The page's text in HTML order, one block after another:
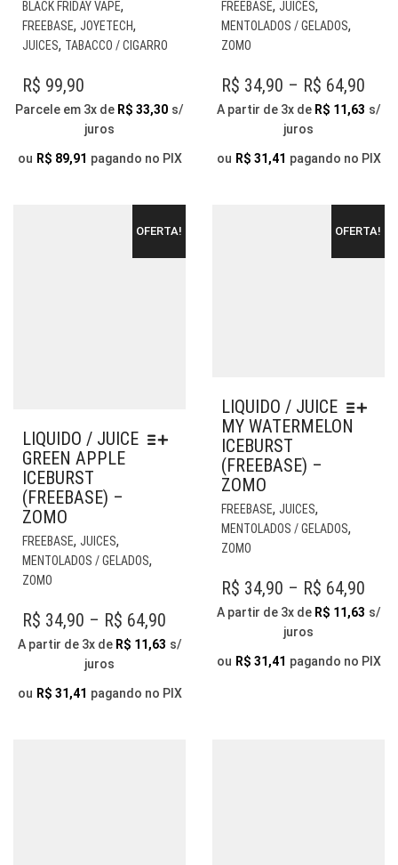
BLACK FRIDAY VAPE,
FREEBASE, JOYETECH,
JUICES, TABACCO / CIGARRO
PRODUTO
VARIANTES.
OPÇÕES
SER
DO
PRODUTO
R$ 99,90
Parcele em 3x de R$ 33,30 s/
juros
ou R$ 89,91 pagando no PIX
FREEBASE, JUICES,
MENTOLADOS / GELADOS,
ZOMO
SER
DO
R$ 34,90 – R$ 64,90
A partir de 3x de R$ 11,63 s/
juros
ou R$ 31,41 pagando no PIX
OFERTA!
LIQUIDO / JUICE
GREEN APPLE
ICEBURST
(FREEBASE) –
ZOMO
FREEBASE, JUICES,
MENTOLADOS / GELADOS,
ZOMO
PRODUTO
VARIANTES.
OPÇÕES
SER
R$ 34,90 – R$ 64,90
RANGE:
R$ 34,90
THROUGH
A partir de 3x de R$ 11,63 s/
juros
ou R$ 31,41 pagando no PIX
OFERTA!
LIQUIDO / JUICE
MY WATERMELON
ICEBURST
(FREEBASE) –
ZOMO
FREEBASE, JUICES,
MENTOLADOS / GELADOS,
ZOMO
SER
R$ 34,90 – R$ 64,90
A partir de 3x de R$ 11,63 s/
juros
ou R$ 31,41 pagando no PIX